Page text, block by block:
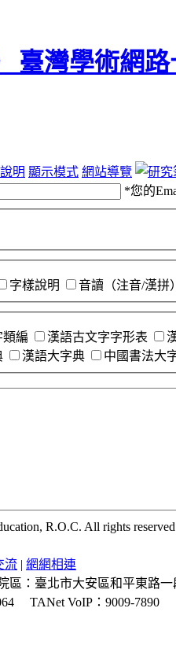
明 顯示模式 網站導覽
*您的
字樣說明 音讀（注音/漢拼）
類編 漢語古文字字形表
漢語大字典 中國書法大
R.O.C. All rights
流 | 網網相連
區：臺北市大安區和平東路一
TANet VoIP：9009-7890